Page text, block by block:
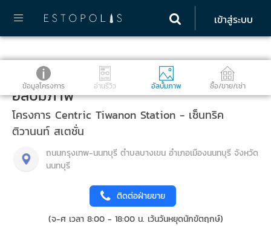
เข้าสู่ระบบ
ข้อมูลโครงการ อ่านรีวิว อัลบั้มภาพ ซื้อ/ขาย/เช่า
อัลบั้มภาพ
โครงการ Centric Tiwanon Station - เซ็นทริค
ติวานนท์ สเตชั่น
ถนนกรุงเทพ-นนทบุรี ตำบลบางเขน อำเภอเมืองนนทบุรี จังหวัด
นนทบุรี
ติดต่อฝ่ายขาย
(จ-ศ เวลา 8:00 - 18:00 น. เว้นวันหยุดนักขัตฤกษ์)